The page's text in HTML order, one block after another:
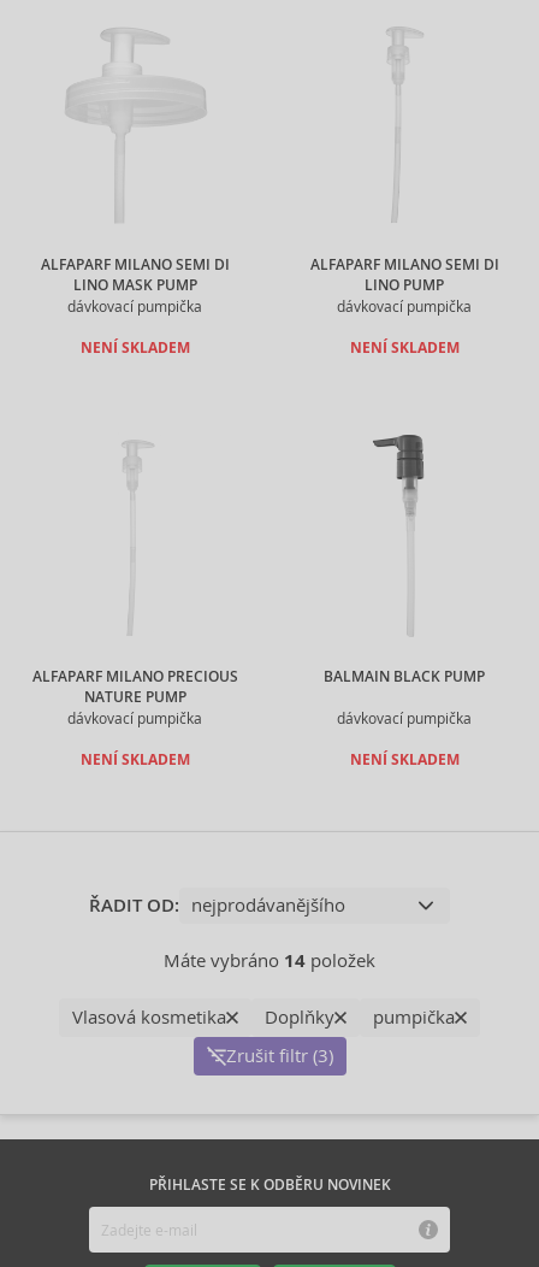
ALFAPARF MILANO SEMI DI
LINO MASK PUMP
dávkovací pumpička
NENÍ SKLADEM
ALFAPARF MILANO SEMI DI
LINO PUMP
dávkovací pumpička
NENÍ SKLADEM
ALFAPARF MILANO PRECIOUS
NATURE PUMP
dávkovací pumpička
NENÍ SKLADEM
BALMAIN BLACK PUMP
dávkovací pumpička
NENÍ SKLADEM
ŘADIT OD:
Máte vybráno 14 položek
Vlasová kosmetika Doplňky
pumpička
Zrušit filtr (3)
PŘIHLASTE SE K ODBĚRU NOVINEK